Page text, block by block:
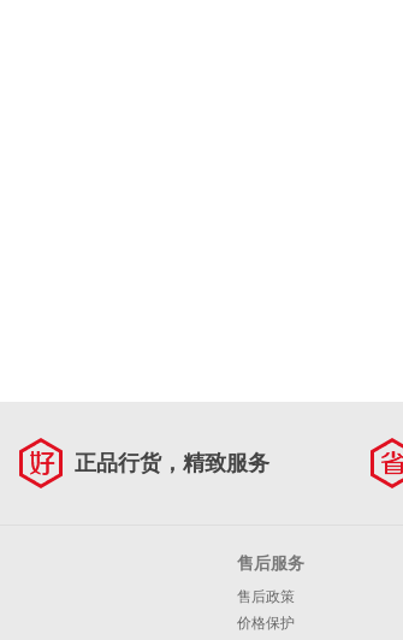
正品行货，精致服务
售后服务
售后政策
价格保护